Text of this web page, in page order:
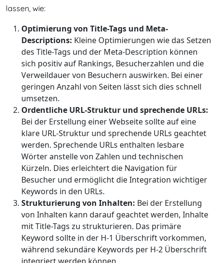
lassen, wie:
Optimierung von Title-Tags und Meta-
Descriptions: Kleine Optimierungen wie das Setzen
des Title-Tags und der Meta-Description können
sich positiv auf Rankings, Besucherzahlen und die
Verweildauer von Besuchern auswirken. Bei einer
geringen Anzahl von Seiten lässt sich dies schnell
umsetzen.
Ordentliche URL-Struktur und sprechende URLs:
Bei der Erstellung einer Webseite sollte auf eine
klare URL-Struktur und sprechende URLs geachtet
werden. Sprechende URLs enthalten lesbare
Wörter anstelle von Zahlen und technischen
Kürzeln. Dies erleichtert die Navigation für
Besucher und ermöglicht die Integration wichtiger
Keywords in den URLs.
Strukturierung von Inhalten: Bei der Erstellung
von Inhalten kann darauf geachtet werden, Inhalte
mit Title-Tags zu strukturieren. Das primäre
Keyword sollte in der H-1 Überschrift vorkommen,
während sekundäre Keywords per H-2 Überschrift